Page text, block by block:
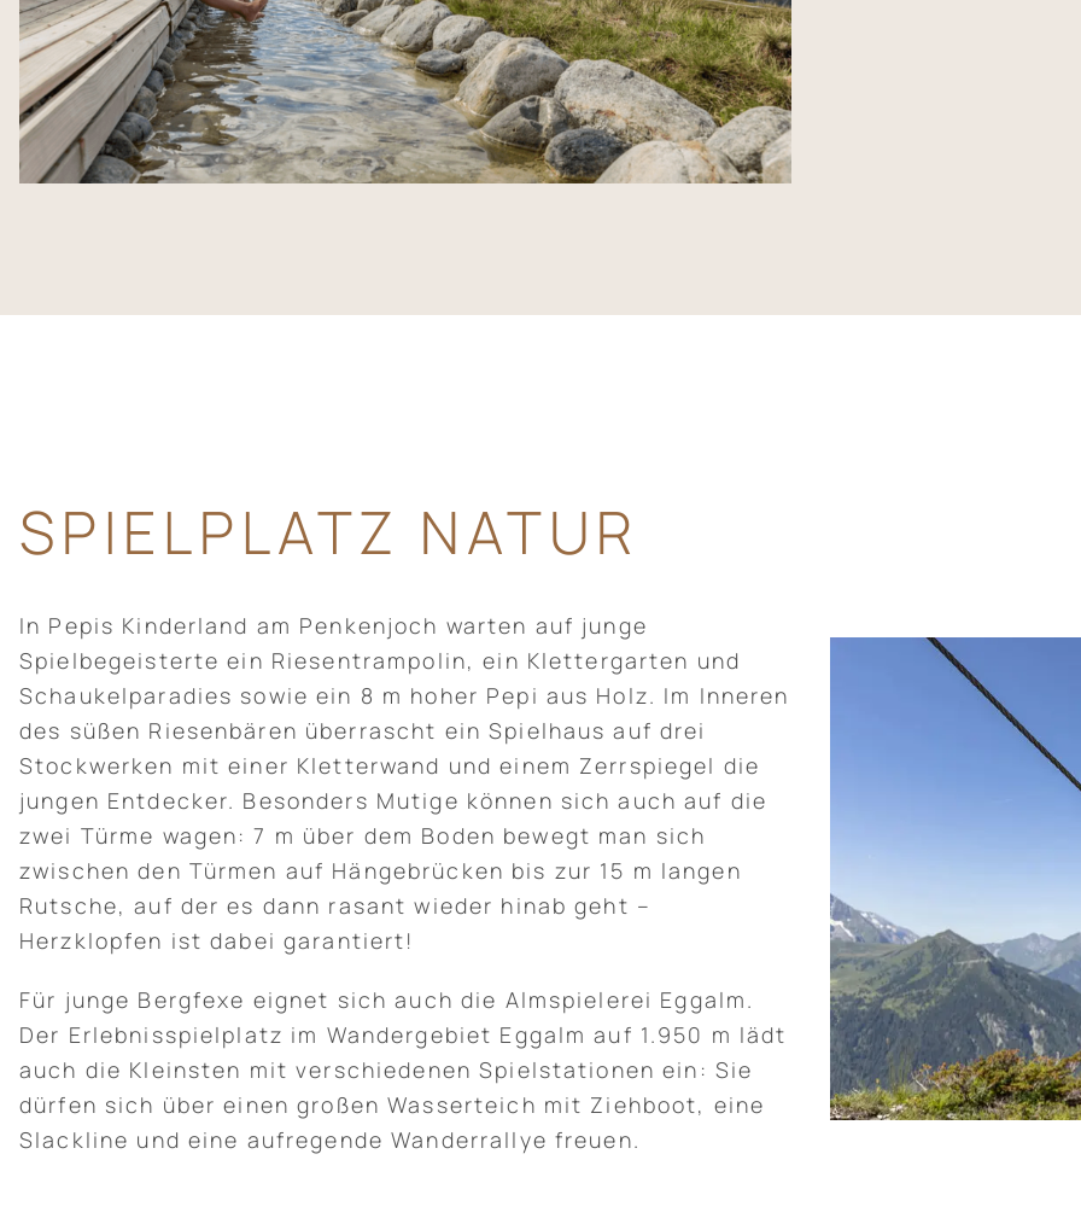
SPIELPLATZ NATUR
In Pepis Kinderland am Penkenjoch warten auf junge
Spielbegeisterte ein Riesentrampolin, ein Klettergarten und
Schaukelparadies sowie ein 8 m hoher Pepi aus Holz. Im Inneren
des süßen Riesenbären überrascht ein Spielhaus auf drei
Stockwerken mit einer Kletterwand und einem Zerrspiegel die
jungen Entdecker. Besonders Mutige können sich auch auf die
zwei Türme wagen: 7 m über dem Boden bewegt man sich
zwischen den Türmen auf Hängebrücken bis zur 15 m langen
Rutsche, auf der es dann rasant wieder hinab geht –
Herzklopfen ist dabei garantiert!
Für junge Bergfexe eignet sich auch die Almspielerei Eggalm.
Der Erlebnisspielplatz im Wandergebiet Eggalm auf 1.950 m lädt
auch die Kleinsten mit verschiedenen Spielstationen ein: Sie
dürfen sich über einen großen Wasserteich mit Ziehboot, eine
Slackline und eine aufregende Wanderrallye freuen.